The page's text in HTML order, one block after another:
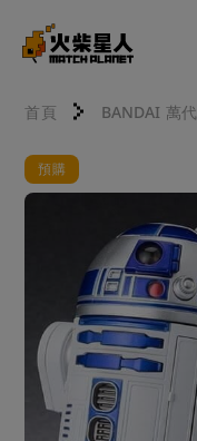
首頁 BANDAI 萬代
預購